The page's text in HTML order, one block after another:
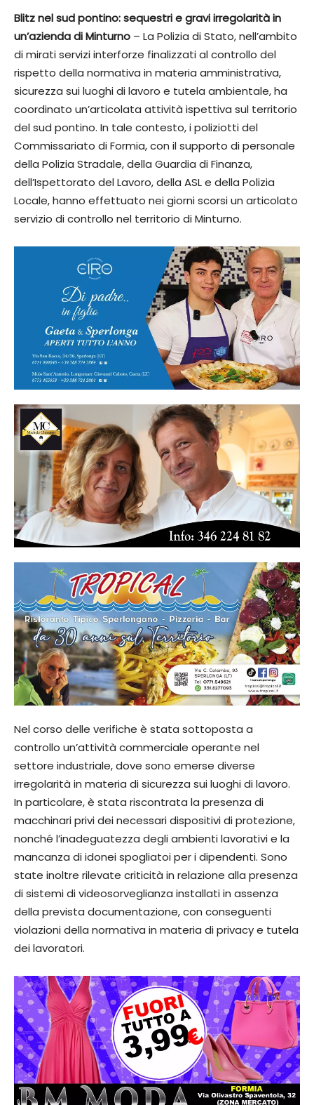
Blitz nel sud pontino: sequestri e gravi irregolarità in
un’azienda di Minturno – La Polizia di Stato, nell’ambito
di mirati servizi interforze finalizzati al controllo del
rispetto della normativa in materia amministrativa,
sicurezza sui luoghi di lavoro e tutela ambientale, ha
coordinato un’articolata attività ispettiva sul territorio
del sud pontino. In tale contesto, i poliziotti del
Commissariato di Formia, con il supporto di personale
della Polizia Stradale, della Guardia di Finanza,
dell’Ispettorato del Lavoro, della ASL e della Polizia
Locale, hanno effettuato nei giorni scorsi un articolato
servizio di controllo nel territorio di Minturno.
Nel corso delle verifiche è stata sottoposta a
controllo un’attività commerciale operante nel
settore industriale, dove sono emerse diverse
irregolarità in materia di sicurezza sui luoghi di lavoro.
In particolare, è stata riscontrata la presenza di
macchinari privi dei necessari dispositivi di protezione,
nonché l’inadeguatezza degli ambienti lavorativi e la
mancanza di idonei spogliatoi per i dipendenti. Sono
state inoltre rilevate criticità in relazione alla presenza
di sistemi di videosorveglianza installati in assenza
della prevista documentazione, con conseguenti
violazioni della normativa in materia di privacy e tutela
dei lavoratori.